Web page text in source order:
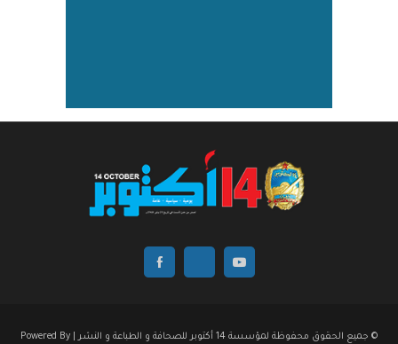
© جميع الحقوق محفوظة لمؤسسة 14 أكتوبر للصحافة و الطباعة و النشر | Powered By